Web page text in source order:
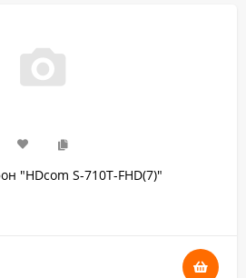
"HDcom S-710T-FHD(7)"